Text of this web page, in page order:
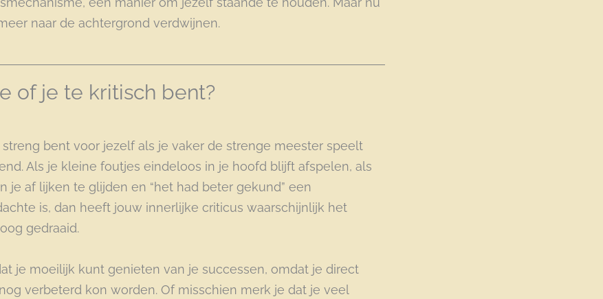
naar de achtergrond verdwijnen.
of je te kritisch bent?
bent voor jezelf als je vaker de strenge meester speelt
Als je kleine foutjes eindeloos in je hoofd blijft afspelen, als
je af lijken te glijden en “het had beter gekund” een
is, dan heeft jouw innerlijke criticus waarschijnlijk het
gedraaid.
je moeilijk kunt genieten van je successen, omdat je direct
verbeterd kon worden. Of misschien merk je dat je veel